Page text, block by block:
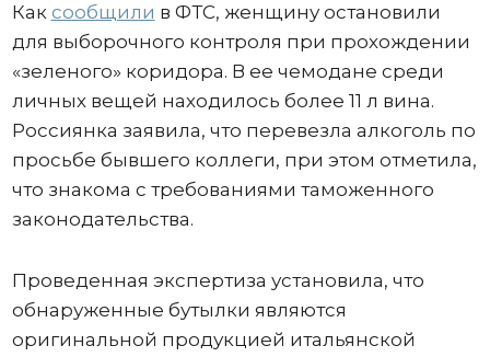
Как сообщили в ФТС, женщину остановили
для выборочного контроля при прохождении
«зеленого» коридора. В ее чемодане среди
личных вещей находилось более 11 л вина.
Россиянка заявила, что перевезла алкоголь по
просьбе бывшего коллеги, при этом отметила,
что знакома с требованиями таможенного
законодательства.
Проведенная экспертиза установила, что
обнаруженные бутылки являются
оригинальной продукцией итальянской